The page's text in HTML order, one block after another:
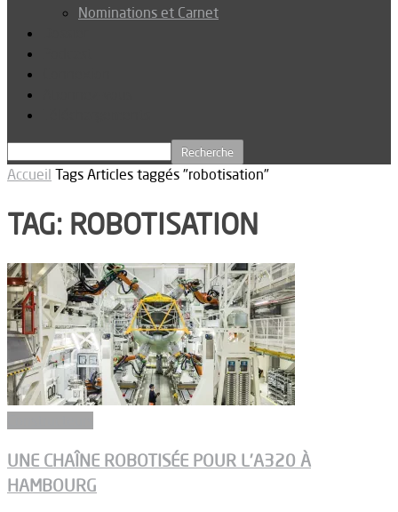
Nominations et Carnet
Accueil Tags Articles taggés "robotisation"
TAG: ROBOTISATION
UNE CHAÎNE ROBOTISÉE POUR L’A320 À
HAMBOURG